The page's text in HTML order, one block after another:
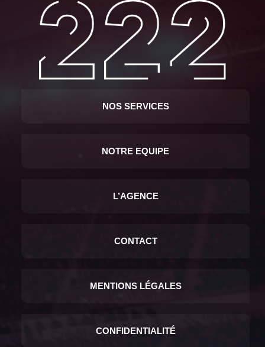
NOS SERVICES
NOTRE EQUIPE
L’AGENCE
CONTACT
MENTIONS LÉGALES
CONFIDENTIALITÉ